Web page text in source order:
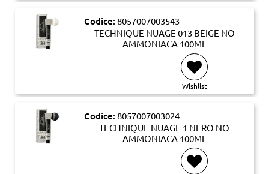
Codice: 8057007003543
TECHNIQUE NUAGE 013 BEIGE NO
AMMONIACA 100ML
Wishlist
Codice: 8057007003024
TECHNIQUE NUAGE 1 NERO NO
AMMONIACA 100ML